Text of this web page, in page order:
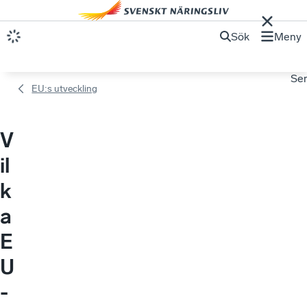
Sök Meny
EU:s utveckling
V
il
k
a
E
U
-